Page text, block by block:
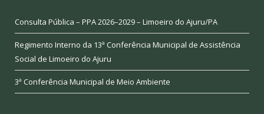
Consulta Pública – PPA 2026–2029 – Limoeiro do Ajuru/PA
Regimento Interno da 13ª Conferência Municipal de Assistência
Social de Limoeiro do Ajuru
3ª Conferência Municipal de Meio Ambiente